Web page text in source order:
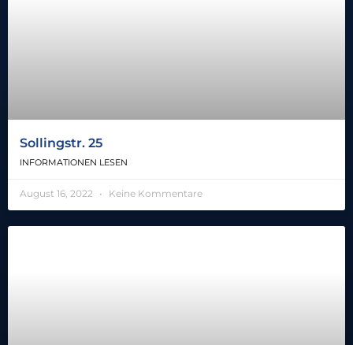
Sollingstr. 25
INFORMATIONEN LESEN
August 16, 2022 Keine Kommentare